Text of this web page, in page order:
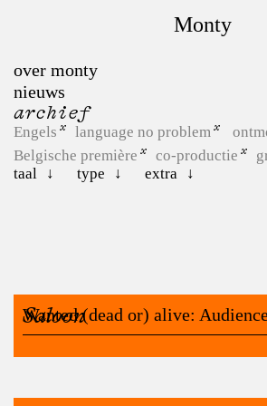
Monty
over monty
nieuws
archief
Engels language no problem
Belgische première
co-productie
taal
type extra
Saloon
Wanted (dead or) alive: